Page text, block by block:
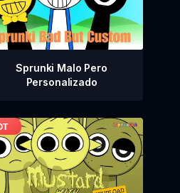
Sprunki Malo Pero
Personalizado